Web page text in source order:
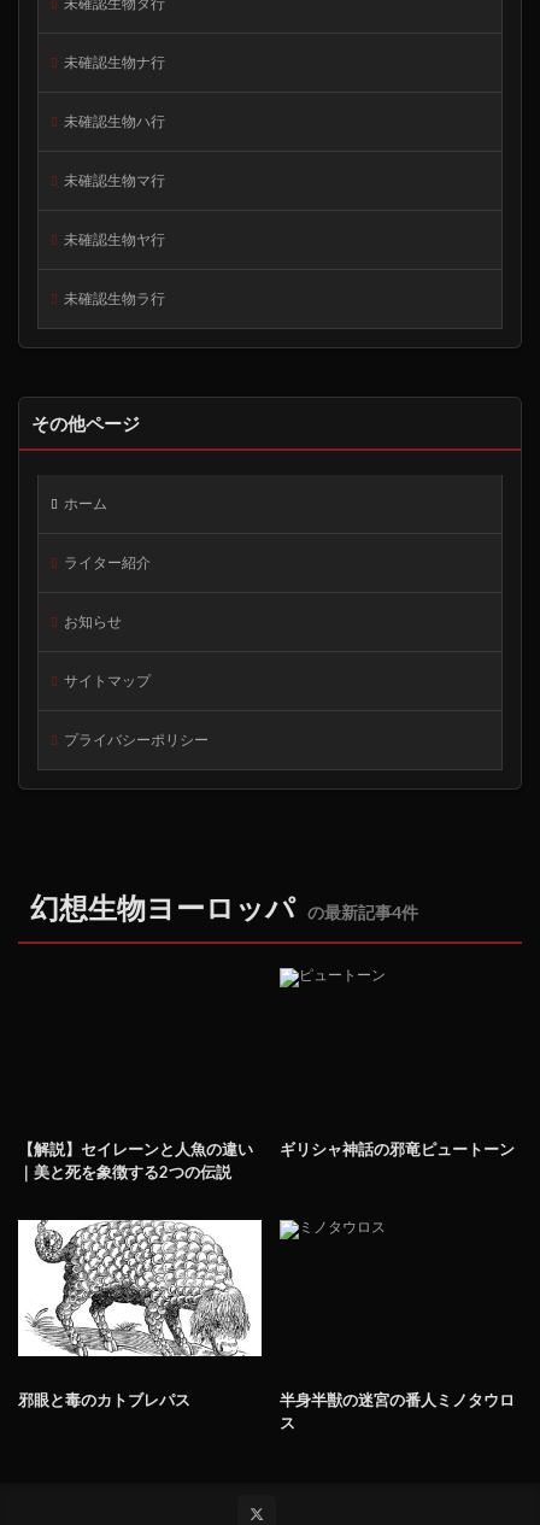
未確認生物ナ行
未確認生物ハ行
未確認生物マ行
未確認生物ヤ行
未確認生物ラ行
その他ページ
ホーム
ライター紹介
お知らせ
サイトマップ
プライバシーポリシー
幻想生物ヨーロッパ の最新記事4件
【解説】セイレーンと人魚の違い
｜美と死を象徴する2つの伝説
ギリシャ神話の邪竜ピュートーン
邪眼と毒のカトブレパス
半身半獣の迷宮の番人ミノタウロ
ス